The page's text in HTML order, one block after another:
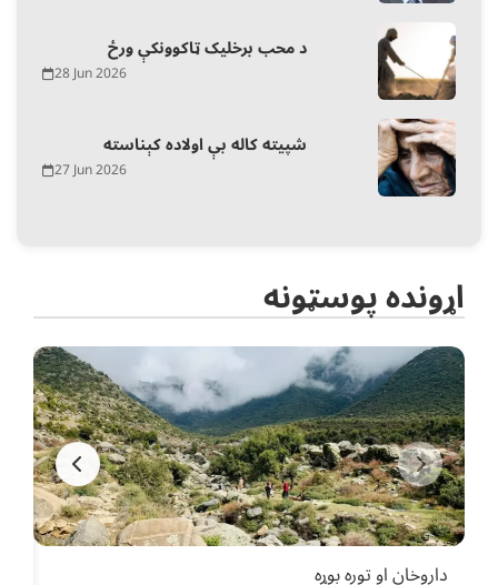
د محب برخلیک ټاکوونکې ورځ
28 Jun 2026
شپیته کاله بې اولاده کېناسته
27 Jun 2026
اړونده پوسټونه
داروخان او توره بوړه